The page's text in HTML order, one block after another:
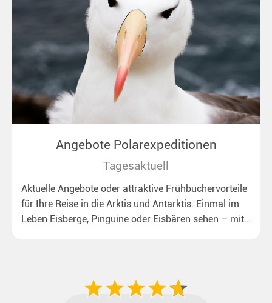
Angebote Polarexpeditionen
Tagesaktuell
Aktuelle Angebote oder attraktive Frühbuchervorteile
für Ihre Reise in die Arktis und Antarktis. Einmal im
Leben Eisberge, Pinguine oder Eisbären sehen – mit